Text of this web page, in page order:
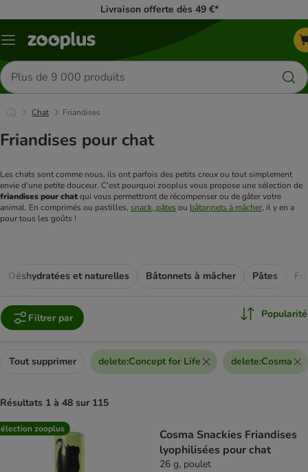
Livraison offerte dès 49 €*
Menu
Rechercher
des
produits
Chat Friandises
Friandises pour chat
Les chats sont comme nous, ils ont parfois des petits creux ou tout simplement
friandises pour chat qui vous permettront de récompenser ou de gâter votre
animal. En comprimés ou pastilles, snack, pâtes ou bâtonnets à mâcher, il y en a
pour tous les goûts !
Déshydratées et naturelles Bâtonnets à mâcher Pâtes
Filtrer par Popularité
Tout supprimer delete:Concept for Life delete:Cosma
Résultats 1 à 48 sur 115
product items have been changed
zooplus
Cosma Snackies Friandises
lyophilisées pour chat
26 g, poulet